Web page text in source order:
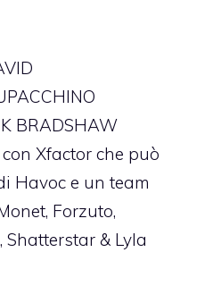
BRADSHAW
Xfactor che può
Havoc e un team
Forzuto,
Shatterstar & Lyla